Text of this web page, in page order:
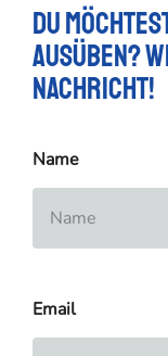
Du
ausüben?
Nachricht!
Name
Email